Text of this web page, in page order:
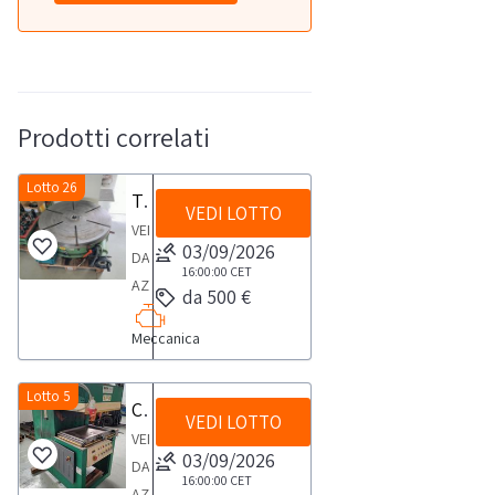
Prodotti correlati
Lotto 26
Tavola girevole OMO TG VQ 1000
VENDITA
DA
AZIENDA
ATTIVATavola
girevole
mod.
TG
VQ
1000
Meccanica
VEDI LOTTO
03/09/2026
16:00:00 CET
da 500 €
Lotto 5
Confezionatrice APM SASP
VENDITA
DA
VEDI LOTTO
03/09/2026
16:00:00 CET